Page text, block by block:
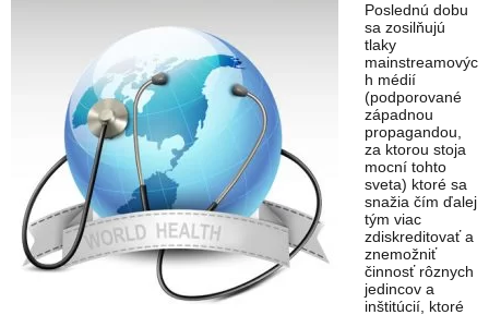
Poslednú dobu
sa zosilňujú
tlaky
mainstreamovýc
h médií
(podporované
západnou
propagandou,
za ktorou stoja
mocní tohto
sveta) ktoré sa
snažia čím ďalej
tým viac
zdiskreditovať a
znemožniť
činnosť rôznych
jedincov a
inštitúcií, ktoré